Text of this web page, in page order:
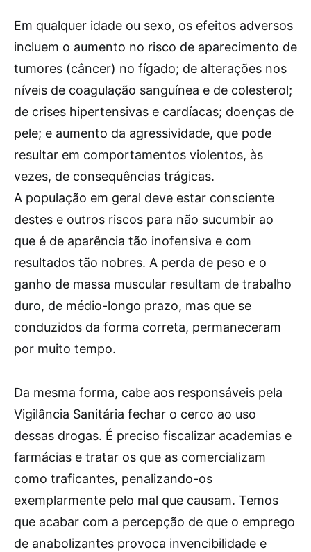
Em qualquer idade ou sexo, os efeitos adversos
incluem o aumento no risco de aparecimento de
tumores (câncer) no fígado; de alterações nos
níveis de coagulação sanguínea e de colesterol;
de crises hipertensivas e cardíacas; doenças de
pele; e aumento da agressividade, que pode
resultar em comportamentos violentos, às
vezes, de consequências trágicas.
A população em geral deve estar consciente
destes e outros riscos para não sucumbir ao
que é de aparência tão inofensiva e com
resultados tão nobres. A perda de peso e o
ganho de massa muscular resultam de trabalho
duro, de médio-longo prazo, mas que se
conduzidos da forma correta, permaneceram
por muito tempo.
Da mesma forma, cabe aos responsáveis pela
Vigilância Sanitária fechar o cerco ao uso
dessas drogas. É preciso fiscalizar academias e
farmácias e tratar os que as comercializam
como traficantes, penalizando-os
exemplarmente pelo mal que causam. Temos
que acabar com a percepção de que o emprego
de anabolizantes provoca invencibilidade e